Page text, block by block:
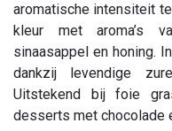
aromatische intensiteit
kleur met aroma’s
sinaasappel en honing.
dankzij levendige
Uitstekend bij foie
desserts met chocolade